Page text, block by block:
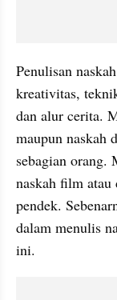
Penulisan
kreativitas,
dan alur cerita.
maupun naskah
sebagian orang.
naskah film atau
pendek.
dalam menulis
ini.